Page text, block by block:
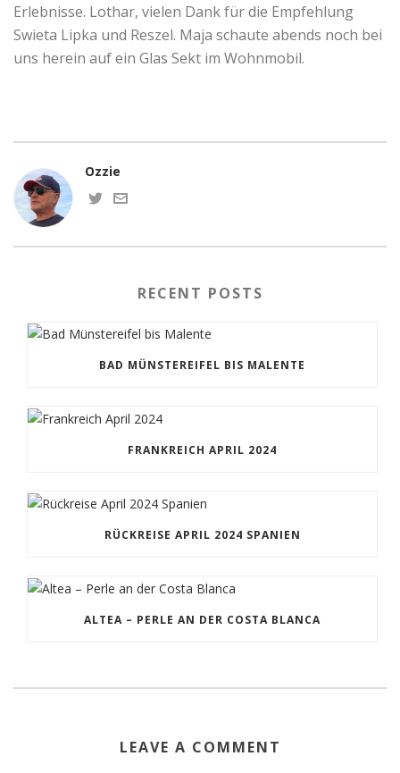
Erlebnisse. Lothar, vielen Dank für die Empfehlung
Swieta Lipka und Reszel. Maja schaute abends noch bei
uns herein auf ein Glas Sekt im Wohnmobil.
Ozzie
RECENT POSTS
BAD MÜNSTEREIFEL BIS MALENTE
FRANKREICH APRIL 2024
RÜCKREISE APRIL 2024 SPANIEN
ALTEA – PERLE AN DER COSTA BLANCA
LEAVE A COMMENT